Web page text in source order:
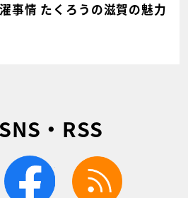
事情 たくろうの滋賀の魅力
・RSS
facebook